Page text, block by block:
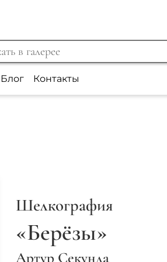
Блог Контакты
Шелкография
«Берёзы»
Артур Секунда